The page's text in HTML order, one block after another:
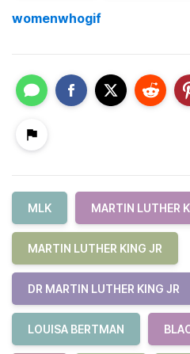
womenwhogif
MLK MARTIN LUTHER
MARTIN LUTHER KING JR
DR MARTIN LUTHER KING JR
LOUISA BERTMAN